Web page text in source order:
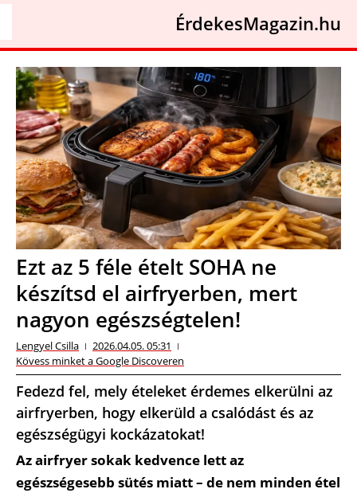
ÉrdekesMagazin.hu
Ezt az 5 féle ételt SOHA ne
készítsd el airfryerben, mert
nagyon egészségtelen!
Lengyel Csilla
2026.04.05. 05:31
Kövess minket a Google Discoveren
Fedezd fel, mely ételeket érdemes elkerülni az
airfryerben, hogy elkerüld a csalódást és az
egészségügyi kockázatokat!
Az airfryer sokak kedvence lett az
egészségesebb sütés miatt – de nem minden étel